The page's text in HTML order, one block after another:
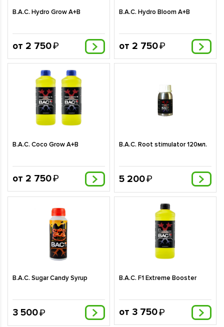
B.A.C. Hydro Grow A+B
от 2 750
B.A.C. Hydro Bloom A+B
от 2 750
B.A.C. Coco Grow A+B
от 2 750
B.A.C. Root stimulator 120мл.
5 200
B.A.C. Sugar Candy Syrup
3 500
B.A.C. F1 Extreme Booster
от 3 750